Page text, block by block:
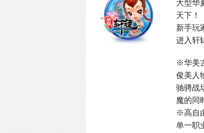
大型华
天下！
新手玩
进入轩
※华美
俊美人
驰骋战
魔的同
※高自
单一职